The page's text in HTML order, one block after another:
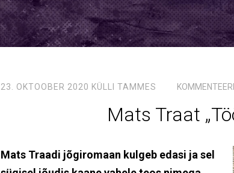
23. OKTOOBER 2020 KÜLLI TAMMES KOMMENTEERI
Mats Traat
Mats Traadi jõgiromaan kulgeb edasi ja sel